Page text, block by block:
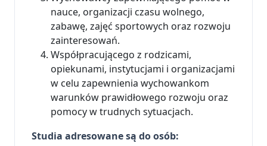
nauce, organizacji czasu wolnego,
zabawę, zajęć sportowych oraz rozwoju
zainteresowań.
Współpracującego z rodzicami,
opiekunami, instytucjami i organizacjami
w celu zapewnienia wychowankom
warunków prawidłowego rozwoju oraz
pomocy w trudnych sytuacjach.
Studia adresowane są do osób: